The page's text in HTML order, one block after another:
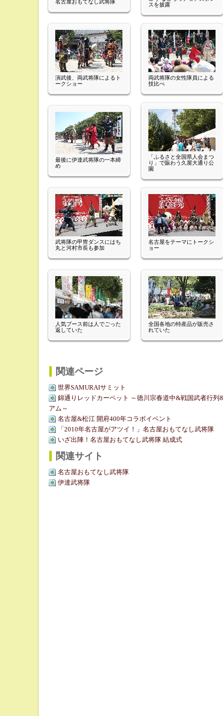
名古屋おもてなし武将隊
スを披露
演武後、両武将隊によるト
ークショー
両武将隊の女性隊員による
技比べ
最後に伊達武将隊の一本締
め
「ふるさと全国県人会まつ
り」で賑わう久屋大通り公
園
武将隊の甲冑ダンスにはち
丸と河村市長も参加
名古屋をテーマにトークシ
ョー
人気ブース前は人でごった
返していた
全国各地の特産品が販売さ
れていた
関連ページ
世界SAMURAIサミット
錦通りレッドカーペット ～徳川宗春道中&戦国武者行列
アム～
名古屋&松江 開府400年コラボイベント
「2010年名古屋がアツイ！」名古屋おもてなし武将隊
いざ出陣！名古屋おもてなし武将隊 結成式
関連サイト
名古屋おもてなし武将隊
伊達武将隊